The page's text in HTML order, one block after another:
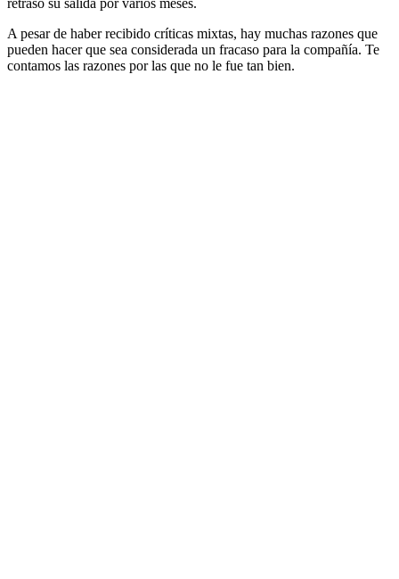
A pesar de haber recibido críticas mixtas, hay muchas razones que
pueden hacer que sea considerada un fracaso para la compañía. Te
contamos las razones por las que no le fue tan bien.